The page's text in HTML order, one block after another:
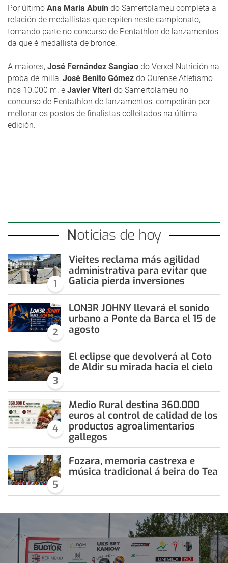
Por último Ana María Abuín do Samertolameu completa a
relación de medallistas que repiten neste campionato,
tomando parte no concurso de Pentathlon de lanzamentos
da que é medallista de bronce.
A maiores, José Fernández Sangiao do Verxel Nutrición na
proba de milla, José Benito Gómez do Ourense Atletismo
nos 10.000 m. e Javier Viteri do Samertolameu no
concurso de Pentathlon de lanzamentos, competirán por
mellorar os postos de finalistas colleitados na última
edición.
Noticias de hoy
1
Vieites reclama más agilidad
administrativa para evitar que
Galicia pierda inversiones
2
LON3R JOHNY llevará el sonido
urbano a Ponte da Barca el 15 de
agosto
3
El eclipse que devolverá al Coto
de Aldir su mirada hacia el cielo
4
Medio Rural destina 360.000
euros al control de calidad de los
productos agroalimentarios
gallegos
5
Fozara, memoria castrexa e
música tradicional á beira do Tea